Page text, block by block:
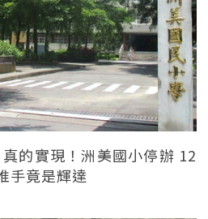
的實現！洲美國小停辦 12
手竟是輝達